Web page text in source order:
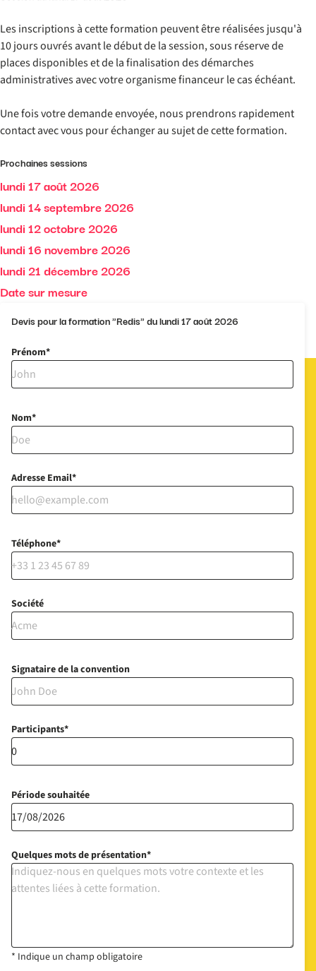
Les inscriptions à cette formation peuvent être réalisées jusqu'à
10 jours ouvrés avant le début de la session, sous réserve de
places disponibles et de la finalisation des démarches
administratives avec votre organisme financeur le cas échéant.
Une fois votre demande envoyée, nous prendrons rapidement
contact avec vous pour échanger au sujet de cette formation.
Prochaines sessions
lundi 17 août 2026
lundi 14 septembre 2026
lundi 12 octobre 2026
lundi 16 novembre 2026
lundi 21 décembre 2026
Date sur mesure
Devis pour la formation "Redis" du lundi 17 août 2026
Prénom
Nom
Adresse Email
Téléphone
Société
Signataire de la convention
Participants
Période souhaitée
Quelques mots de présentation
* Indique un champ obligatoire